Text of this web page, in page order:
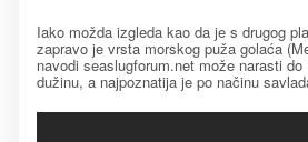
Iako možda izgleda kao da je s drugog
zapravo je vrsta morskog puža golaća
navodi seaslugforum.net može narasti
dužinu, a najpoznatija je po načinu